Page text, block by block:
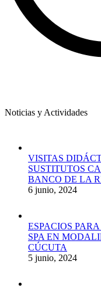
Noticias y Actividades
VISITAS
SUSTITUTOS
BANCO DE LA
6 junio, 2024
ESPACIOS
SPA EN
CÚCUTA
5 junio, 2024